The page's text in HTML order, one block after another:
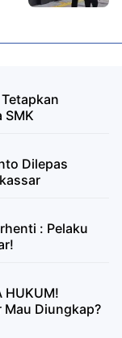
SMK
Dilepas
: Pelaku
HUKUM!
Mau Diungkap?